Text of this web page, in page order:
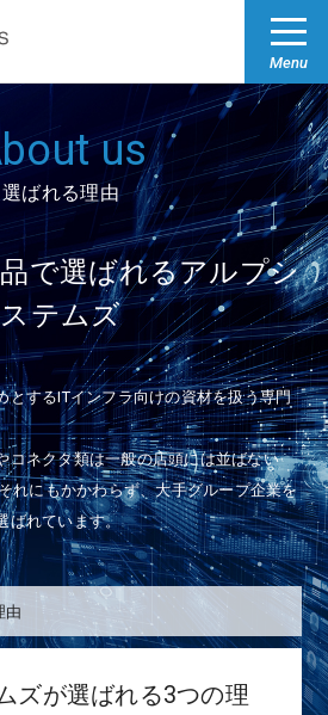
us
選ばれる理由
で選ばれるアルプシ
ステムズ
とするITインフラ向けの資材を扱う専門
コネクタ類は一般の店頭には並ばない
れにもかかわらず、大手グループ企業を
ばれています。
由
ズが選ばれる3つの理